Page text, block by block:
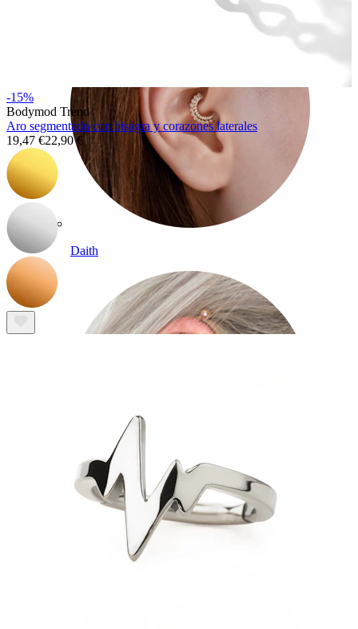
Daith
-15%
Bodymod Trend
Aro segmentado con bisagra y corazones laterales
19,47 €22,90 €